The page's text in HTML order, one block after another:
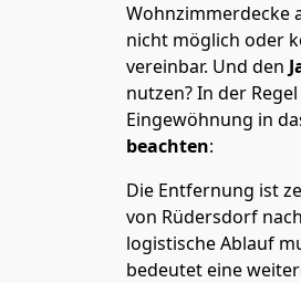
Wohnzimmerdecke
nicht möglich oder
vereinbar. Und den
nutzen? In der
Eingewöhnung in
beachten:
Die Entfernung ist
von Rüdersdorf
logistische Ablauf
bedeutet eine